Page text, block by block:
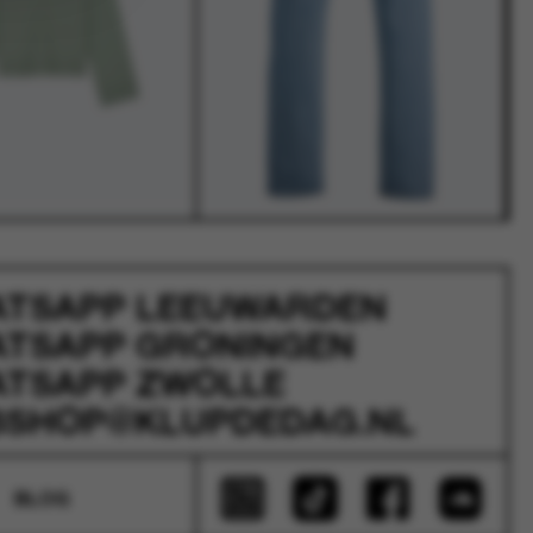
LEEUWARDEN
GRONINGEN
ZWOLLE